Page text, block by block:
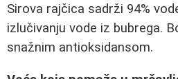
Sirova rajčica sadrži 94%
izlučivanju vode iz bubrega.
snažnim antioksidansom.